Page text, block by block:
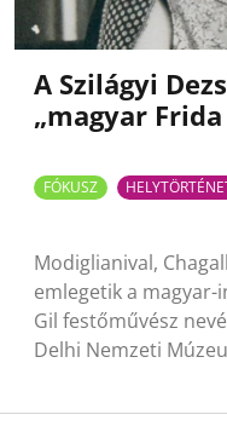
A Szilágyi
„magyar
FÓKUSZ
Modiglianival,
emlegetik a
Gil festőművész
Delhi Nemzeti